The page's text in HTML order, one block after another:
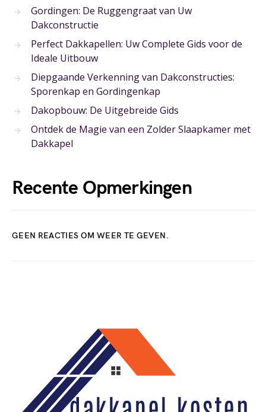
Gordingen: De Ruggengraat van Uw
Dakconstructie
Perfect Dakkapellen: Uw Complete Gids voor de
Ideale Uitbouw
Diepgaande Verkenning van Dakconstructies:
Sporenkap en Gordingenkap
Dakopbouw: De Uitgebreide Gids
Ontdek de Magie van een Zolder Slaapkamer met
Dakkapel
Recente Opmerkingen
GEEN REACTIES OM WEER TE GEVEN.